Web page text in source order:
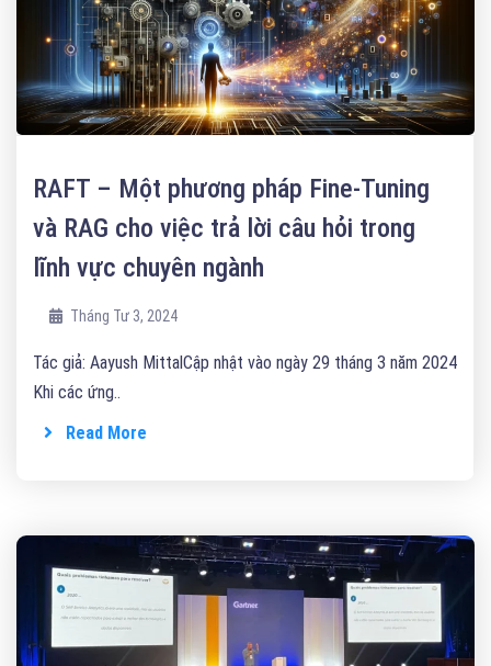
RAFT – Một phương pháp Fine-Tuning
và RAG cho việc trả lời câu hỏi trong
lĩnh vực chuyên ngành
Tháng Tư 3, 2024
Tác giả: Aayush MittalCập nhật vào ngày 29 tháng 3 năm 2024
Khi các ứng..
Read More